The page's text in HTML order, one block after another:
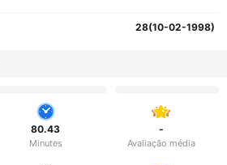
28(10-02-1998)
80.43
Minutes
-
Avaliação média